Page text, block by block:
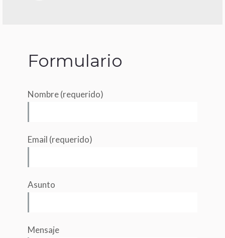
Formulario
Nombre (requerido)
Email (requerido)
Asunto
Mensaje